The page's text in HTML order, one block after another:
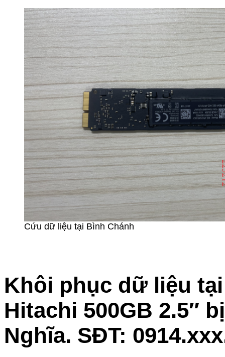
Cứu dữ liệu tại Bình Chánh
Khôi phục dữ liệu
Hitachi 500GB 2.5″
Nghĩa. SĐT: